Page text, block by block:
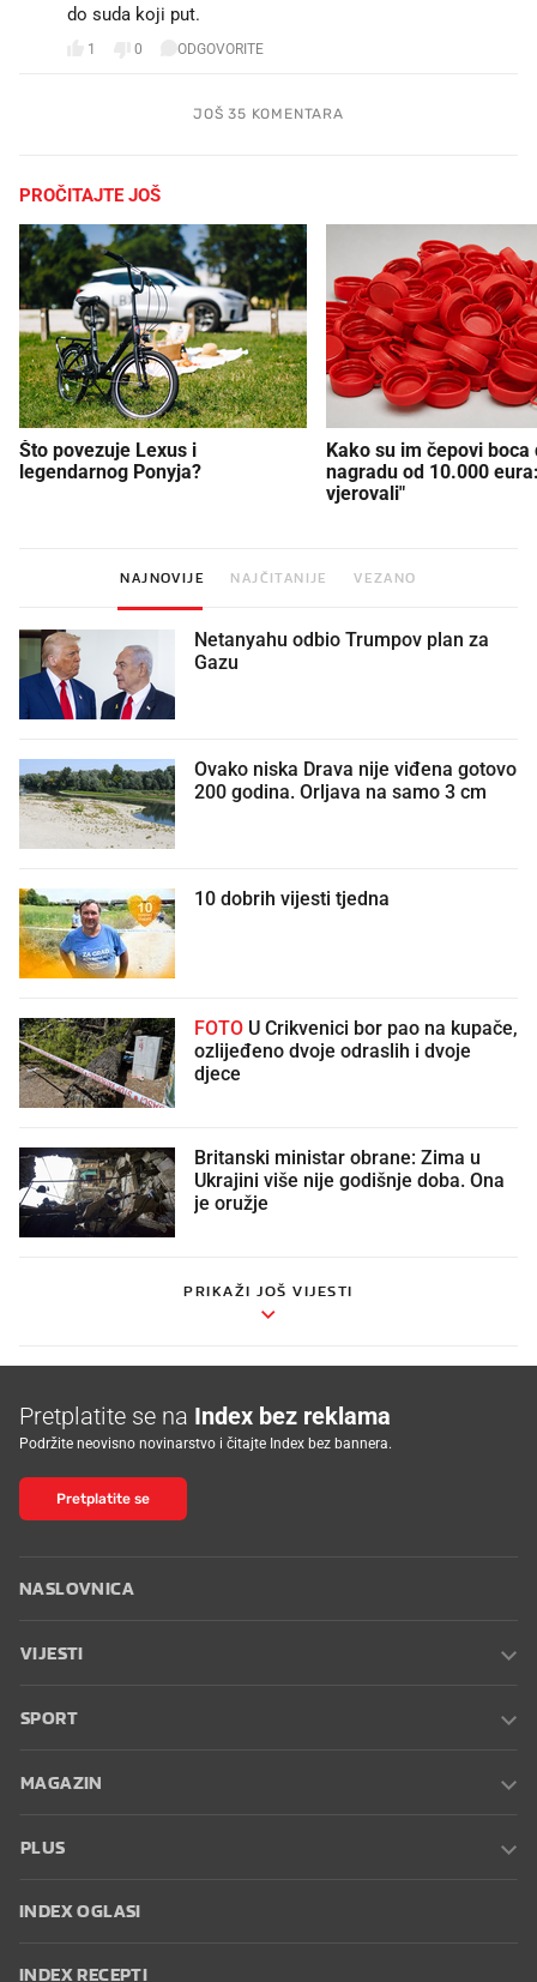
do suda koji put.
1 0 ODGOVORITE
JOŠ 35 KOMENTARA
PROČITAJTE JOŠ
Što povezuje Lexus i
legendarnog Ponyja?
Kako su im čepovi boca
nagradu od 10.000
vjerovali"
NAJNOVIJE NAJČITANIJE VEZANO
Netanyahu odbio Trumpov plan za
Gazu
Ovako niska Drava nije viđena gotovo
200 godina. Orljava na samo 3 cm
10 dobrih vijesti tjedna
FOTO
ozlijeđeno dvoje odraslih i dvoje
djece
Britanski ministar obrane: Zima u
Ukrajini više nije godišnje doba. Ona
je oružje
PRIKAŽI JOŠ VIJESTI
Pretplatite se na Index bez reklama
Podržite neovisno novinarstvo i čitajte Index bez bannera.
Pretplatite se
NASLOVNICA
VIJESTI
SPORT
MAGAZIN
PLUS
INDEX OGLASI
INDEX RECEPTI